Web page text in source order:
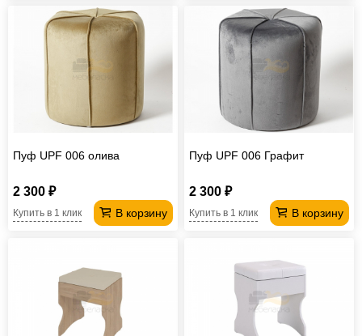
Пуф UPF 006 олива
2 300 ₽
В корзину
Купить в 1 клик
Пуф UPF 006 Графит
2 300 ₽
В корзину
Купить в 1 клик